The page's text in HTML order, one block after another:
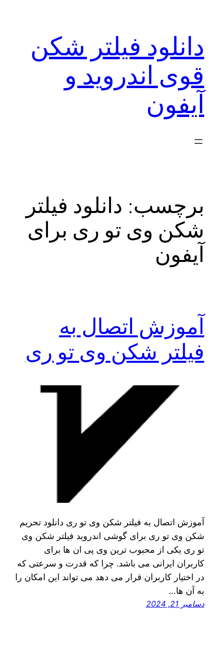
دانلود فیلتر شکن
قوی اندروید و
آیفون
برچسب: دانلود فیلتر
شکن وی تو ری برای
آیفون
آموزش اتصال به
فیلتر شکن وی تو ری
آموزش اتصال به فیلتر شکن وی تو ری دانلود تحریم
شکن وی تو ری برای گوشی اندروید فیلتر شکن وی
تو ری یکی از محبوب‌ ترین وی پی ان‌ ها برای
کاربران ایرانی می‌ باشد. چرا که قدرت و سرعتی که
در اختیار کاربران قرار می‌ دهد می‌ تواند این امکان را
به آن ها…
دسامبر 21, 2024